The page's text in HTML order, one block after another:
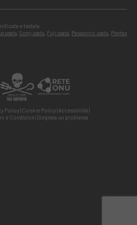
e testata:
usata, Sony usata, Fuji usata, Panasonic usata, Pentax
Policy Cookie Policy Accessibilità
e Condizioni Segnala un problema